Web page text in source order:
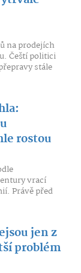
na prodejích
Čeští politici
stále
rostou
vrací
Právě před
jen z
problém